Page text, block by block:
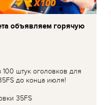
объявляем горячую
штук оголовков для
до конца июля!
35FS